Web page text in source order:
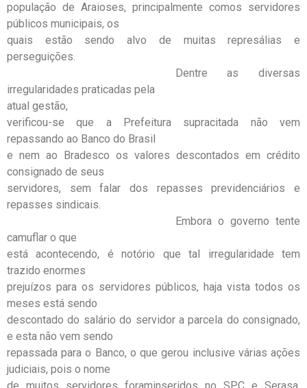
população de Araioses, principalmente comos servidores
públicos municipais, os
quais estão sendo alvo de muitas represálias e
perseguições.
Dentre as diversas
irregularidades praticadas pela
atual gestão,
verificou-se que a Prefeitura supracitada não vem
repassando ao Banco do Brasil
e nem ao Bradesco os valores descontados em crédito
consignado de seus
servidores, sem falar dos repasses previdenciários e
repasses sindicais.
Embora o governo tente
camuflar o que
está acontecendo, é notório que tal irregularidade tem
trazido enormes
prejuízos para os servidores públicos, haja vista todos os
meses está sendo
descontado do salário do servidor a parcela do consignado,
e esta não vem sendo
repassada para o Banco, o que gerou inclusive várias ações
judiciais, pois o nome